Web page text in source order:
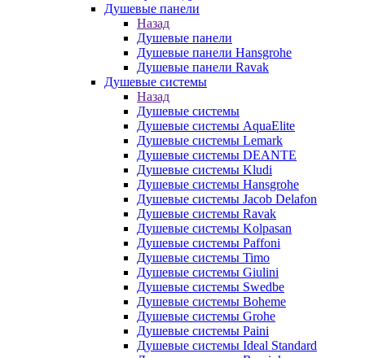
Душевые панели
Назад
Душевые панели
Душевые панели Hansgrohe
Душевые панели Ravak
Душевые системы
Назад
Душевые системы
Душевые системы AquaElite
Душевые системы Lemark
Душевые системы DEANTE
Душевые системы Kludi
Душевые системы Hansgrohe
Душевые системы Jacob Delafon
Душевые системы Ravak
Душевые системы Kolpasan
Душевые системы Paffoni
Душевые системы Timo
Душевые системы Giulini
Душевые системы Swedbe
Душевые системы Boheme
Душевые системы Grohe
Душевые системы Paini
Душевые системы Ideal Standard